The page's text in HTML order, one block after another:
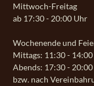
Mittwoch-Freitag
ab 17:30 - 20:00 Uhr
Wochenende und
Mittags: 11:30 -
Abends: 17:30 -
bzw. nach